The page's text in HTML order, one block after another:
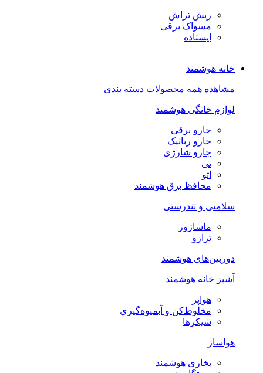
ریش تراش
مسواک برقی
ایستاده
خانه هوشمند
مشاهده همه محصولات دسته بندی
لوازم خانگی هوشمند
جارو برقی
جارو رباتیک
جارو شارژی
تی
اتو
محافظ برق هوشمند
سلامتی و تندرستی
ماساژور
ترازو
دوربین‌های هوشمند
آشپز خانه هوشمند
هواپز
مخلوط‌کن و آبمیوه‌گیری
شیکرها
هواساز
بخاری هوشمند